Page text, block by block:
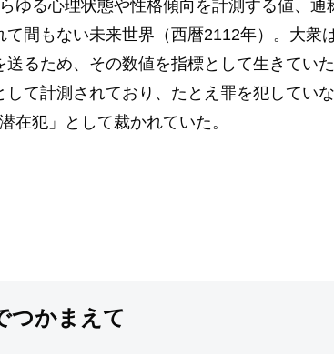
ゆる心理状態や性格傾向を計測する値、通
間もない未来世界（西暦2112年）。大衆
るため、その数値を指標として生きてい
て計測されており、たとえ罪を犯してい
在犯」として裁かれていた。
つかまえて